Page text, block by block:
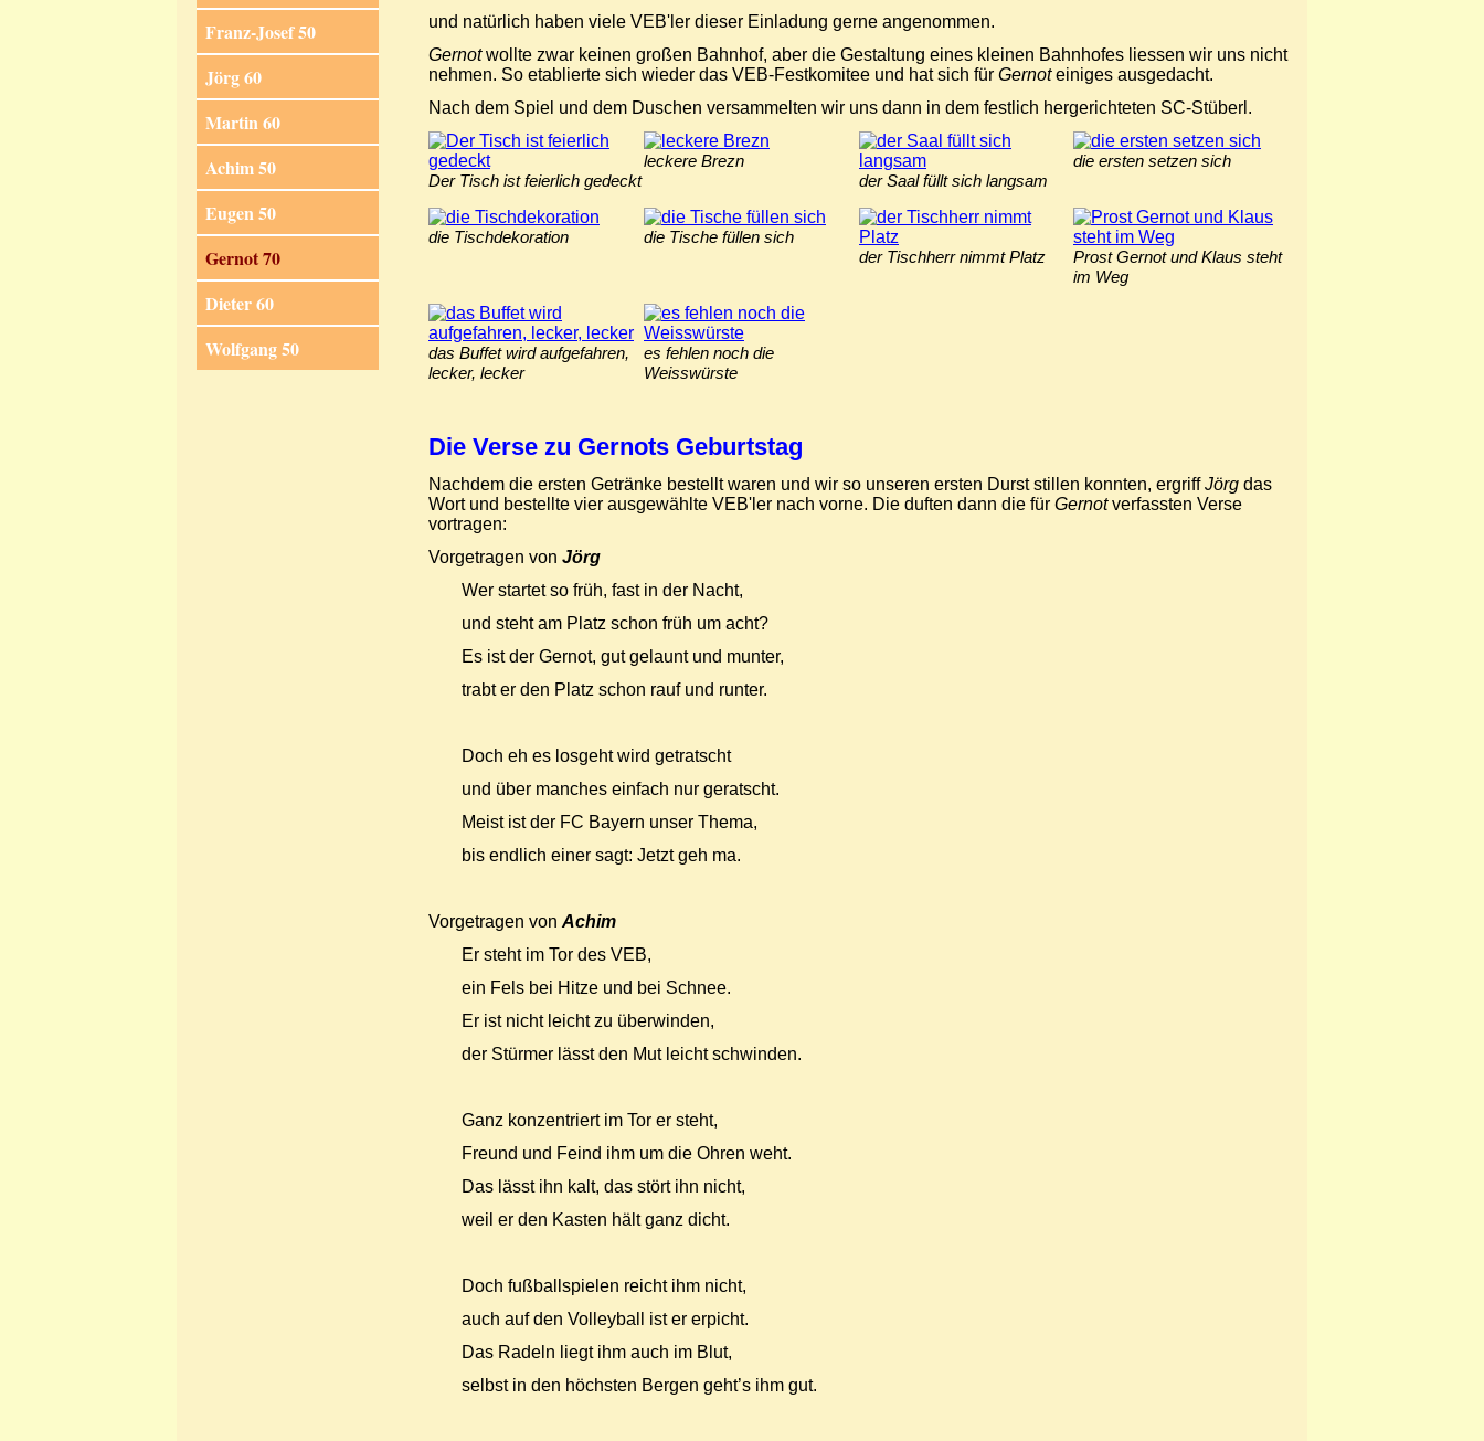
Franz-Josef 50
Jörg 60
Martin 60
Achim 50
Eugen 50
Gernot 70
Dieter 60
Wolfgang 50
und natürlich haben viele VEB'ler dieser Einladung gerne angenommen.
Gernotwollte zwar keinen großen Bahnhof, aber die Gestaltung eines kleinen Bahnhofes liessen wir uns nicht
nehmen. So etablierte sich wieder das VEB-Festkomitee und hat sich für Gernoteiniges ausgedacht.
Nach dem Spiel und dem Duschen versammelten wir uns dann in dem festlich hergerichteten SC-Stüberl.
Der Tisch ist feierlich gedeckt
leckere Brezn
der Saal füllt sich langsam
die ersten setzen sich
die Tischdekoration
die Tische füllen sich
der Tischherr nimmt Platz
Prost Gernot und Klaus steht
im Weg
das Buffet wird aufgefahren,
lecker, lecker
es fehlen noch die
Weisswürste
Die Verse zu Gernots Geburtstag
Nachdem die ersten Getränke bestellt waren und wir so unseren ersten Durst stillen konnten, ergriffJörg das
Wort und bestellte vier ausgewählte VEB'ler nach vorne. Die duften dann die für Gernotverfassten Verse
vortragen:
Vorgetragen von Jörg
Wer startet so früh, fast in der Nacht,
und steht am Platz schon früh um acht?
Es ist der Gernot, gut gelaunt und munter,
trabt er den Platz schon rauf und runter.
Doch eh es losgeht wird getratscht
und über manches einfach nur geratscht.
Meist ist der FC Bayern unser Thema,
bis endlich einer sagt: Jetzt geh ma.
Vorgetragen von Achim
Er steht im Tor des VEB,
ein Fels bei Hitze und bei Schnee.
Er ist nicht leicht zu überwinden,
der Stürmer lässt den Mut leicht schwinden.
Ganz konzentriert im Tor er steht,
Freund und Feind ihm um die Ohren weht.
Das lässt ihn kalt, das stört ihn nicht,
weil er den Kasten hält ganz dicht.
Doch fußballspielen reicht ihm nicht,
auch auf den Volleyball ist er erpicht.
Das Radeln liegt ihm auch im Blut,
selbst in den höchsten Bergen geht’s ihm gut.